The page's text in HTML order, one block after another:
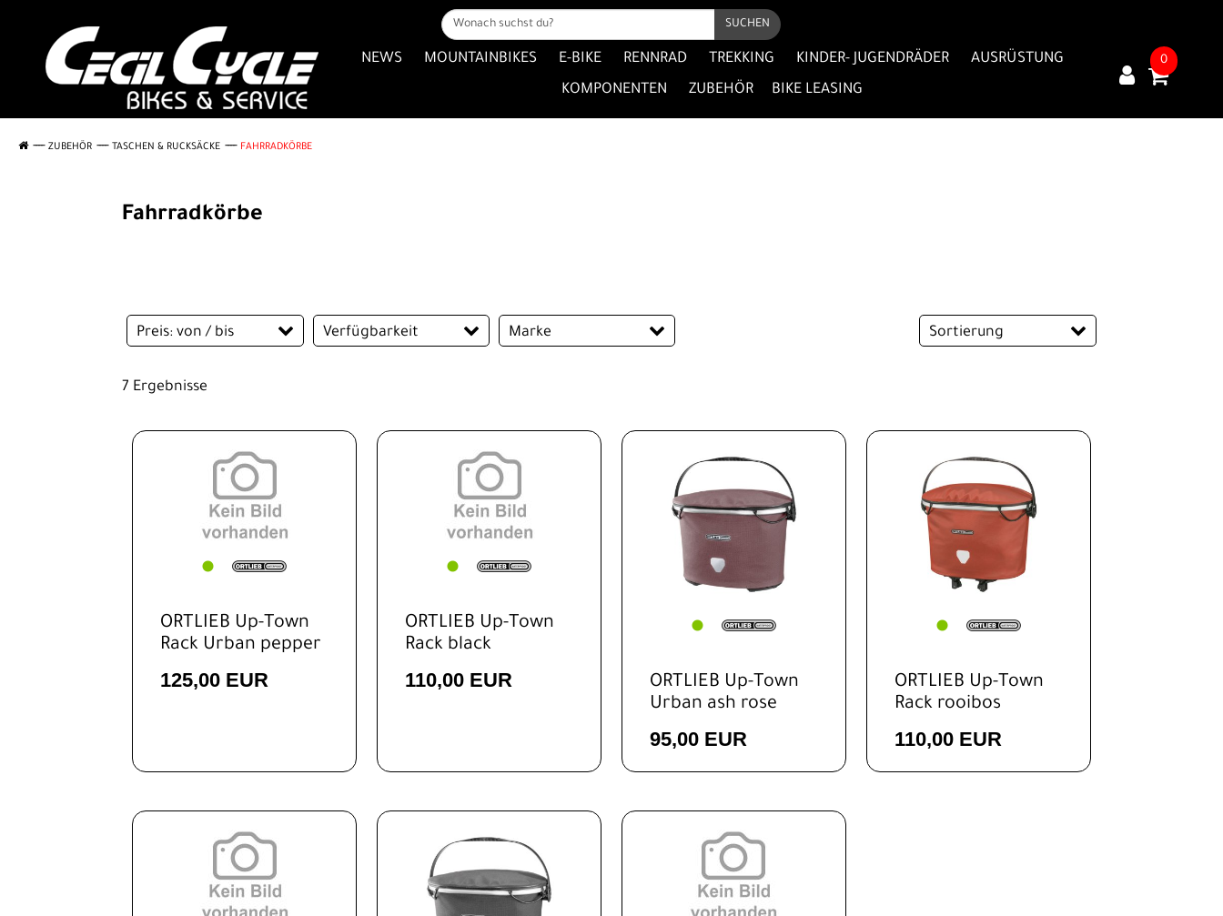
SUCHEN
NEWS MOUNTAINBIKES E-BIKE RENNRAD TREKKING KINDER- JUGENDRÄDER
AUSRÜSTUNG
KOMPONENTEN
ZUBEHÖR BIKE LEASING
0
ZUBEHÖR TASCHEN & RUCKSÄCKE FAHRRADKÖRBE
Fahrradkörbe
Sortierung
Preis: von / bis
EUR
Verfügbarkeit Marke
7 Ergebnisse
ORTLIEB Up-Town
Rack Urban pepper
125,00 EUR
ORTLIEB Up-Town
Rack black
110,00 EUR
ORTLIEB Up-Town
Urban ash rose
95,00 EUR
ORTLIEB Up-Town
Rack rooibos
110,00 EUR